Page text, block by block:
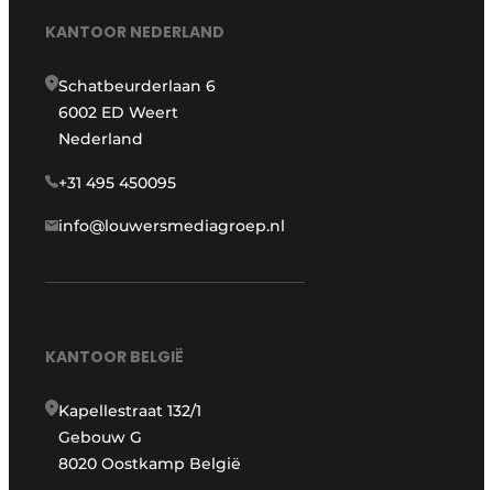
KANTOOR NEDERLAND
Schatbeurderlaan 6
6002 ED Weert
Nederland
+31 495 450095
info@louwersmediagroep.nl
KANTOOR BELGIË
Kapellestraat 132/1
Gebouw G
8020 Oostkamp België